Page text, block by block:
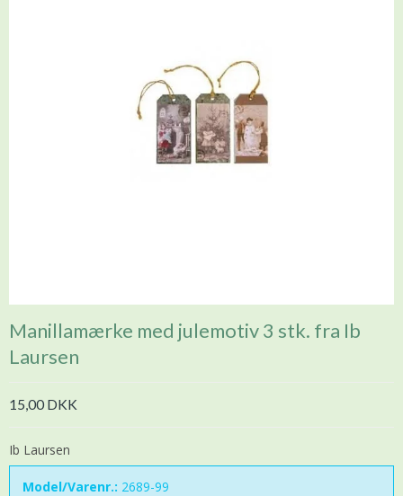
Manillamærke med julemotiv 3 stk. fra Ib
Laursen
15,00 DKK
Ib Laursen
Model/Varenr.: 2689-99